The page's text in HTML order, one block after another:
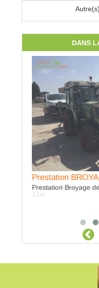
DANS
Prestation
Prestation Broyage
Location Pulvé
Location Pulvé porté
12m